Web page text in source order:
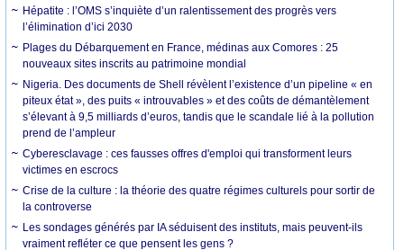
Hépatite : l’OMS s’inquiète d’un ralentissement des progrès vers
l’élimination d’ici 2030
Plages du Débarquement en France, médinas aux Comores : 25
nouveaux sites inscrits au patrimoine mondial
Nigeria. Des documents de Shell révèlent l’existence d’un pipeline « en
piteux état », des puits « introuvables » et des coûts de démantèlement
s’élevant à 9,5 milliards d’euros, tandis que le scandale lié à la pollution
prend de l’ampleur
Cyberesclavage : ces fausses offres d'emploi qui transforment leurs
victimes en escrocs
Crise de la culture : la théorie des quatre régimes culturels pour sortir de
la controverse
Les sondages générés par IA séduisent des instituts, mais peuvent-ils
vraiment refléter ce que pensent les gens ?